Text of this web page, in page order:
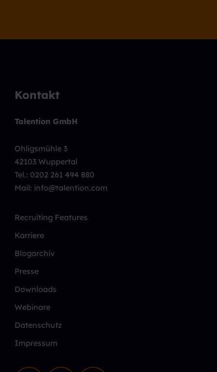
Kontakt
Talention GmbH
Ohligsmühle 3
42103 Wuppertal
Tel.: 0202 261 494 880
Mail: info@talention.com
Recruiting Features
Karriere
Blogarchiv
Presse
Downloads
Webinare
Datenschutz
Impressum